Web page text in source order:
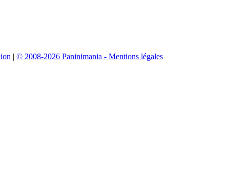
| © 2008-2026 Paninimania - Mentions légales